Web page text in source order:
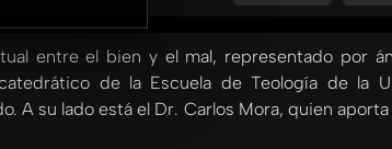
entre el bien y el mal, representado por
de la Escuela de Teología de la
A su lado está el Dr. Carlos Mora, quien